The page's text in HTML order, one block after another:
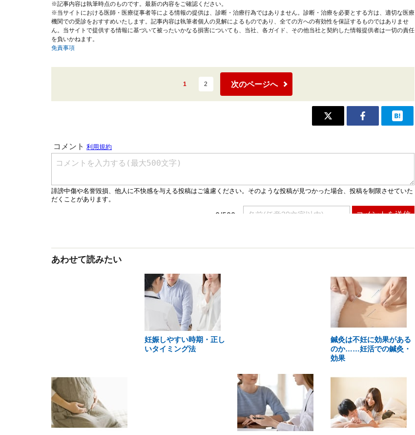
※記事内容は執筆時点のものです。最新の内容をご確認ください。
※当サイトにおける医師・医療従事者等による情報の提供は、診断・治療行為ではありません。診断・治療を必要とする方は、適切な医療
機関での受診をおすすめいたします。記事内容は執筆者個人の見解によるものであり、全ての方への有効性を保証するものではありませ
ん。当サイトで提供する情報に基づいて被ったいかなる損害についても、当社、各ガイド、その他当社と契約した情報提供者は一切の責任
を負いかねます。
免責事項
1 2 次のページへ
あわせて読みたい
妊娠しやすい時期・正し
いタイミング法
鍼灸は不妊に効果がある
のか……妊活での鍼灸・
効果